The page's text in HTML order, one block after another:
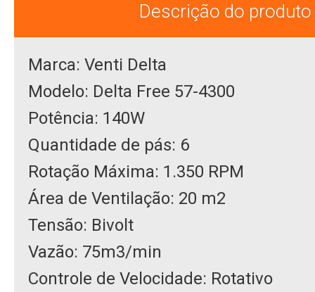
Descrição do produto
Marca: Venti Delta
Modelo: Delta Free 57-4300
Potência: 140W
Quantidade de pás: 6
Rotação Máxima: 1.350 RPM
Área de Ventilação: 20 m2
Tensão: Bivolt
Vazão: 75m3/min
Controle de Velocidade: Rotativo